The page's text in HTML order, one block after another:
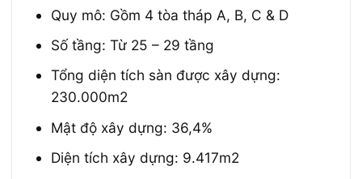
Quy mô: Gồm 4 tòa tháp A, B, C & D
Số tầng: Từ 25 – 29 tầng
Tổng diện tích sàn được xây dựng:
230.000m2
Mật độ xây dựng: 36,4%
Diện tích xây dựng: 9.417m2